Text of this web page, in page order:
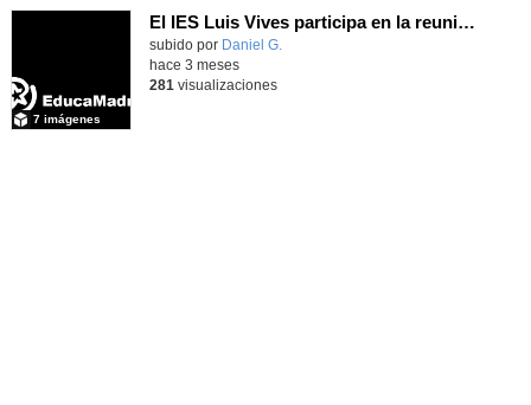
El IES Luis Vives participa en la reunión de coordinación del proyecto de innovación MEFPD - CNC e Industria 4.0
subido por Daniel G.
7 imágenes
hace 3 meses
281 visualizaciones